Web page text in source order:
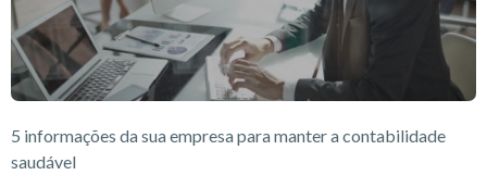
5 informações da sua empresa para manter a contabilidade
saudável